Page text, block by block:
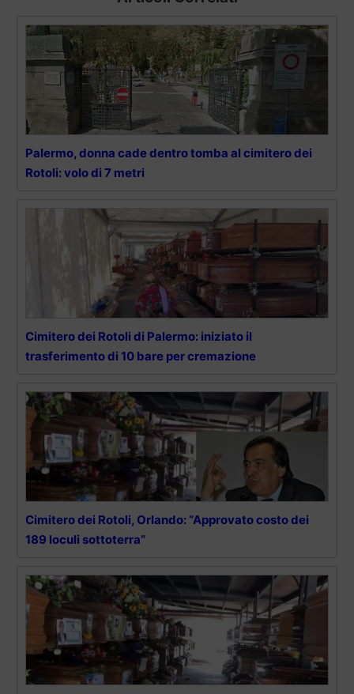
Palermo, donna cade dentro tomba al cimitero dei
Rotoli: volo di 7 metri
Cimitero dei Rotoli di Palermo: iniziato il
trasferimento di 10 bare per cremazione
Cimitero dei Rotoli, Orlando: “Approvato costo dei
189 loculi sottoterra”